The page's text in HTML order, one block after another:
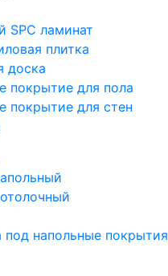
SPC ламинат
плитка
доска
покрытие для пола
покрытие для стен
напольные покрытия